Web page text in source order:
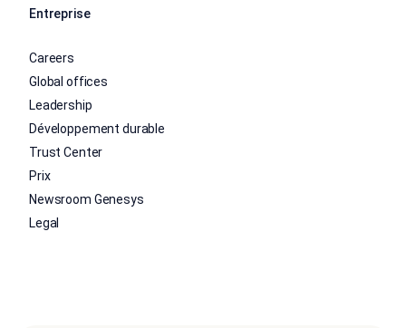
Entreprise
Careers
Global offices
Leadership
Développement durable
Trust Center
Prix
Newsroom Genesys
Legal